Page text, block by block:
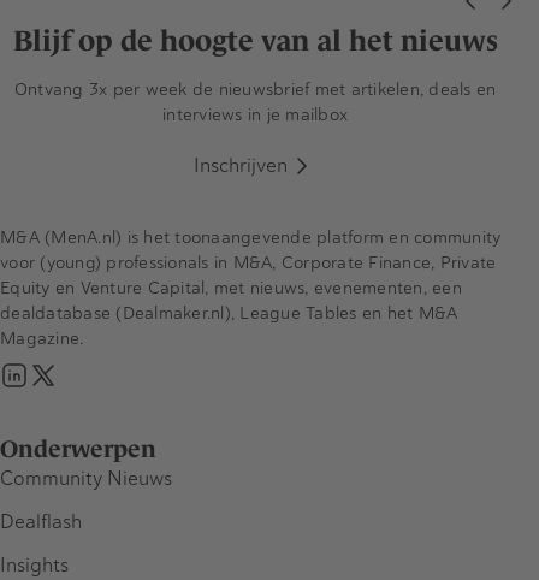
Blijf op de hoogte van al het nieuws
Ontvang 3x per week de nieuwsbrief met artikelen, deals en
interviews in je mailbox
Inschrijven
Onderwerpen
Community Nieuws
Dealflash
Insights
M&A (MenA.nl) is het toonaangevende platform en community
voor (young) professionals in M&A, Corporate Finance, Private
Equity en Venture Capital, met nieuws, evenementen, een
dealdatabase (Dealmaker.nl), League Tables en het M&A
Magazine.